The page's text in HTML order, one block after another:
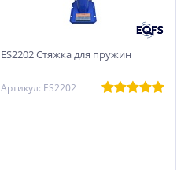
ES2202 Стяжка для пружин
Артикул: ES2202